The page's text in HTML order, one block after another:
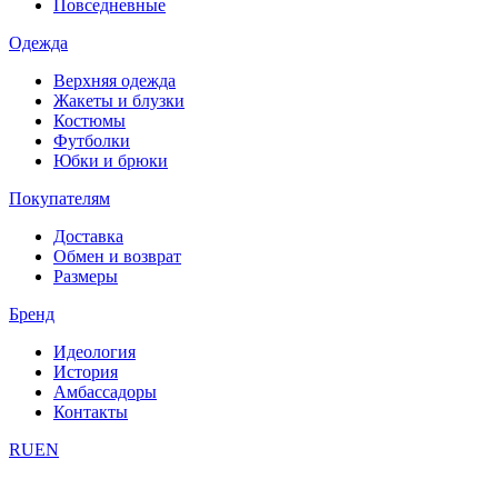
Повседневные
Одежда
Верхняя одежда
Жакеты и блузки
Костюмы
Футболки
Юбки и брюки
Покупателям
Доставка
Обмен и возврат
Размеры
Бренд
Идеология
История
Амбассадоры
Контакты
RUEN